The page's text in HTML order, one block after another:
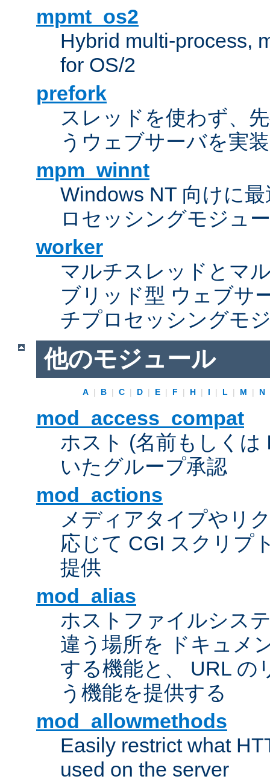
mpmt_os2
Hybrid multi-process,
for OS/2
prefork
スレッドを使わず、
うウェブサーバを実装
mpm_winnt
Windows NT 向けに
ロセッシングモジュ
worker
マルチスレッドとマ
ブリッド型 ウェブサ
チプロセッシングモ
他のモジュール
A | B | C | D | E | F | H | I | L | M | N
mod_access_compat
ホスト (名前もしくは
いたグループ承認
mod_actions
メディアタイプやリ
応じて CGI スクリプ
提供
mod_alias
ホストファイルシス
違う場所を ドキュメ
する機能と、 URL の
う機能を提供する
mod_allowmethods
Easily restrict what
used on the server